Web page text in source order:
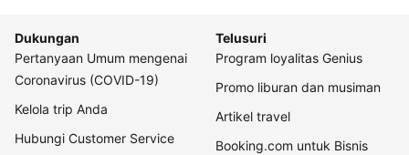
Dukungan
Pertanyaan Umum mengenai
Coronavirus (COVID-19)
Kelola trip Anda
Hubungi Customer Service
Telusuri
Program loyalitas Genius
Promo liburan dan musiman
Artikel travel
Booking.com untuk Bisnis